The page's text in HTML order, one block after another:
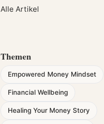
Alle Artikel
Themen
Empowered Money Mindset
Financial Wellbeing
Healing Your Money Story